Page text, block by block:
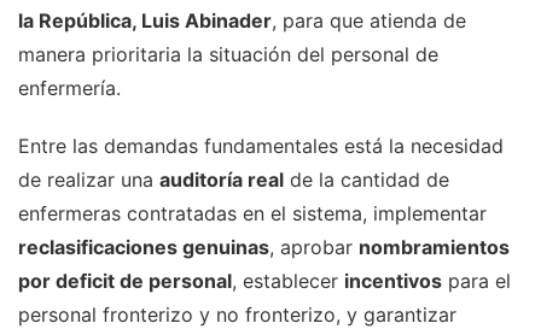
la República, Luis Abinader, para que atienda de
manera prioritaria la situación del personal de
enfermería.
Entre las demandas fundamentales está la necesidad
de realizar una auditoría real de la cantidad de
enfermeras contratadas en el sistema, implementar
reclasificaciones genuinas, aprobar nombramientos
por deficit de personal, establecer incentivos para el
personal fronterizo y no fronterizo, y garantizar